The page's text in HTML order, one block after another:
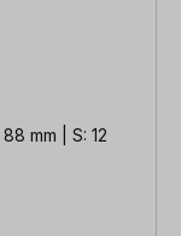
mm | S: 12